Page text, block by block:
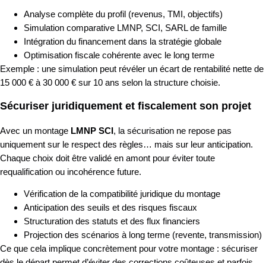
Analyse complète du profil (revenus, TMI, objectifs)
Simulation comparative LMNP, SCI, SARL de famille
Intégration du financement dans la stratégie globale
Optimisation fiscale cohérente avec le long terme
Exemple : une simulation peut révéler un écart de rentabilité nette de
15 000 € à 30 000 € sur 10 ans selon la structure choisie.
Sécuriser juridiquement et fiscalement son projet
Avec un montage LMNP SCI, la sécurisation ne repose pas
uniquement sur le respect des règles… mais sur leur anticipation.
Chaque choix doit être validé en amont pour éviter toute
requalification ou incohérence future.
Vérification de la compatibilité juridique du montage
Anticipation des seuils et des risques fiscaux
Structuration des statuts et des flux financiers
Projection des scénarios à long terme (revente, transmission)
Ce que cela implique concrètement pour votre montage : sécuriser